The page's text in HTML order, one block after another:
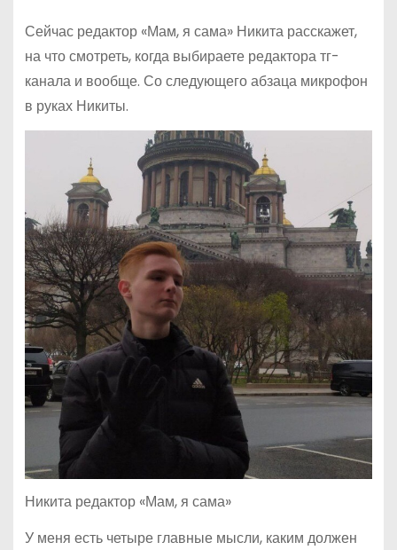
Сейчас редактор «Мам, я сама» Никита расскажет,
на что смотреть, когда выбираете редактора тг-
канала и вообще. Со следующего абзаца микрофон
в руках Никиты.
Никита редактор «Мам, я сама»
У меня есть четыре главные мысли, каким должен